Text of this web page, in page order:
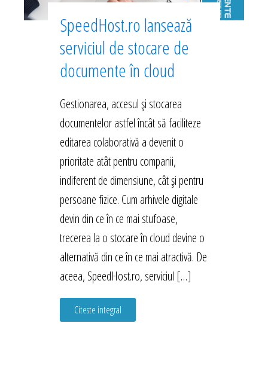
SpeedHost.ro lansează
serviciul de stocare de
documente în cloud
Gestionarea, accesul și stocarea
documentelor astfel încât să faciliteze
editarea colaborativă a devenit o
prioritate atât pentru companii,
indiferent de dimensiune, cât și pentru
persoane fizice. Cum arhivele digitale
devin din ce în ce mai stufoase,
trecerea la o stocare în cloud devine o
alternativă din ce în ce mai atractivă. De
aceea, SpeedHost.ro, serviciul […]
Citeste integral